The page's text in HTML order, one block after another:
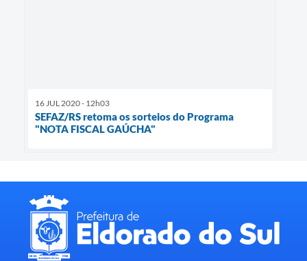
16 JUL 2020 - 12h03
SEFAZ/RS retoma os sorteios do Programa
"NOTA FISCAL GAÚCHA"